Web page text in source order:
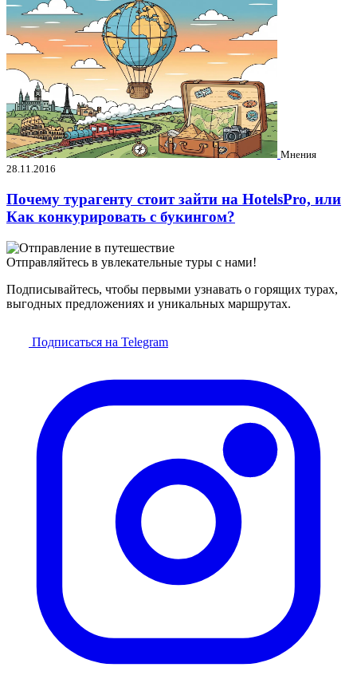
Мнения
28.11.2016
Почему турагенту стоит зайти на HotelsPro, или
Как конкурировать с букингом?
Отправляйтесь в увлекательные туры с нами!
Подписывайтесь, чтобы первыми узнавать о горящих турах,
выгодных предложениях и уникальных маршрутах.
Подписаться на Telegram